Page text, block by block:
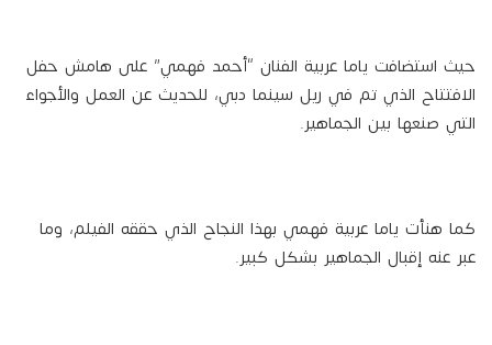
حيث استضافت ياما عربية الفنان “أحمد فهمي” على هامش حفل
الافتتاح الذي تم في ريل سينما دبي، للحديث عن العمل والأجواء
التي صنعها بين الجماهير.
كما هنأت ياما عربية فهمي بهذا النجاح الذي حققه الفيلم، وما
عبر عنه إقبال الجماهير بشكل كبير.